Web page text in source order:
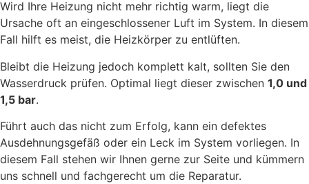
Wird Ihre Heizung nicht mehr richtig warm, liegt die
Ursache oft an eingeschlossener Luft im System. In diesem
Fall hilft es meist, die Heizkörper zu entlüften.
Bleibt die Heizung jedoch komplett kalt, sollten Sie den
Wasserdruck prüfen. Optimal liegt dieser zwischen 1,0 und
1,5 bar.
Führt auch das nicht zum Erfolg, kann ein defektes
Ausdehnungsgefäß oder ein Leck im System vorliegen. In
diesem Fall stehen wir Ihnen gerne zur Seite und kümmern
uns schnell und fachgerecht um die Reparatur.